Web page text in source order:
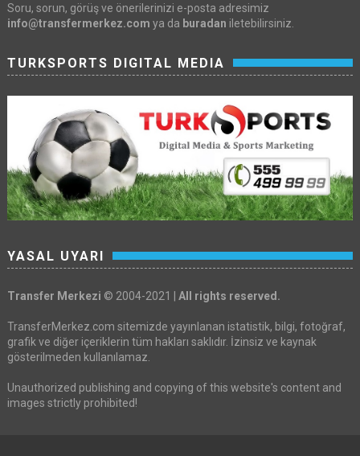
Soru, sorun, görüş ve önerilerinizi e-posta adresimiz
info@transfermerkez.com ya da buradan iletebilirsiniz.
TURKSPORTS DIGITAL MEDIA
YASAL UYARI
Transfer Merkezi © 2004-2021 | All rights reserved.
TransferMerkez.com sitemizde yayınlanan istatistik, bilgi, fotoğraf,
grafik ve diğer içeriklerin tüm hakları saklıdır. İzinsiz ve kaynak
gösterilmeden kullanılamaz.
Unauthorized publishing and copying of this website's content and
images strictly prohibited!